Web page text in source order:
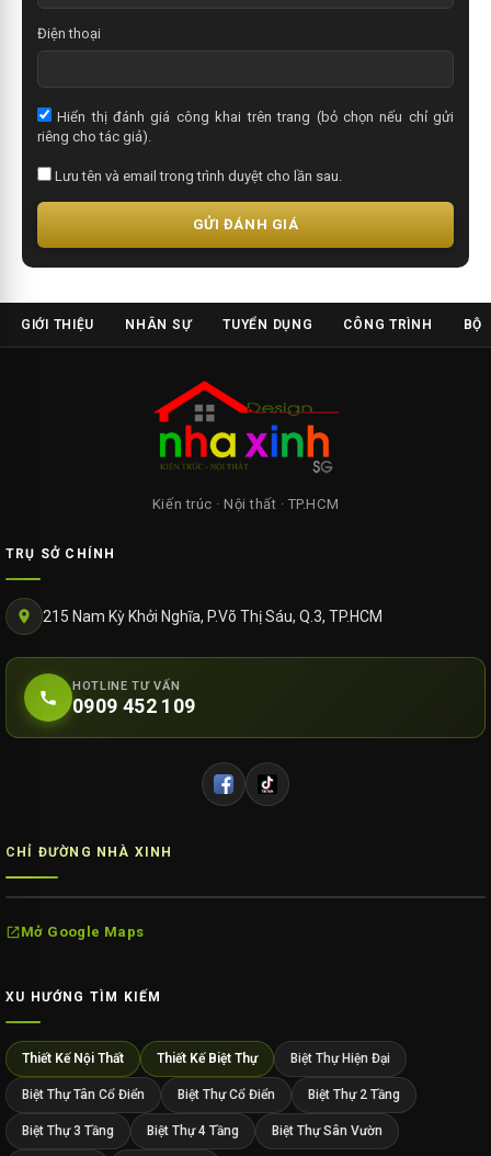
Điện thoại
Hiển thị đánh giá công khai trên trang (bỏ chọn nếu chỉ gửi
riêng cho tác giả).
Lưu tên và email trong trình duyệt cho lần sau.
GỬI ĐÁNH GIÁ
GIỚI THIỆU NHÂN SỰ TUYỂN DỤNG CÔNG TRÌNH BỘ
Kiến trúc · Nội thất · TP.HCM
TRỤ SỞ CHÍNH
215 Nam Kỳ Khởi Nghĩa, P.Võ Thị Sáu, Q.3, TP.HCM
HOTLINE TƯ VẤN
0909 452 109
CHỈ ĐƯỜNG NHÀ XINH
Mở Google Maps
XU HƯỚNG TÌM KIẾM
Thiết Kế Nội Thất Thiết Kế Biệt Thự Biệt Thự Hiện Đại
Biệt Thự Tân Cổ Điển Biệt Thự Cổ Điển Biệt Thự 2 Tầng
Biệt Thự 3 Tầng Biệt Thự 4 Tầng Biệt Thự Sân Vườn